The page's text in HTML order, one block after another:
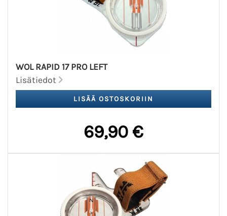
WOL RAPID 17 PRO LEFT
Lisätiedot
69,90 €